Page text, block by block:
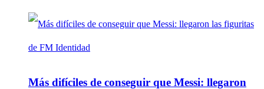
Más difíciles de conseguir que Messi: llegaron